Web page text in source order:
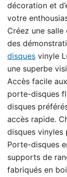
décoration et
votre
Créez une
des
disques vinyle
une superbe
Accès facile
porte-disques
disques
accès rapide.
disques vinyles
Porte-disques
supports de
fabriqués en